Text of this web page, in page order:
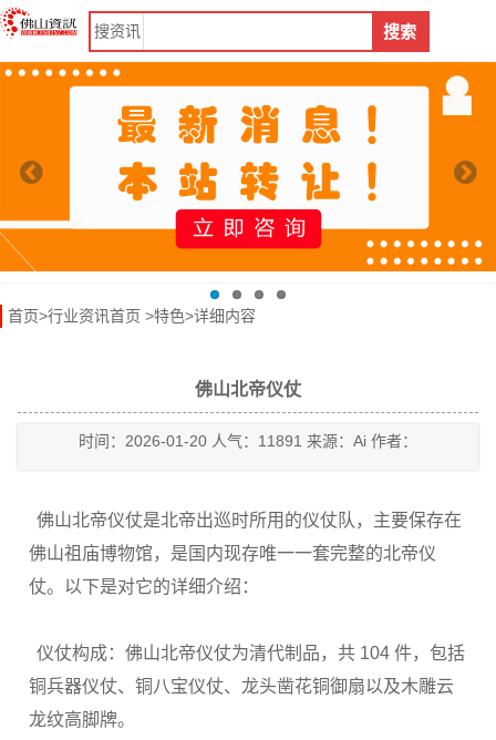
搜资讯 搜索
首页>行业资讯首页 >特色>详细内容
佛山北帝仪仗
时间：2026-01-20 人气：11891 来源：Ai 作者：
佛山北帝仪仗是北帝出巡时所用的仪仗队，主要保存在
佛山祖庙博物馆，是国内现存唯一一套完整的北帝仪
仗。以下是对它的详细介绍：
仪仗构成：佛山北帝仪仗为清代制品，共 104 件，包括
铜兵器仪仗、铜八宝仪仗、龙头凿花铜御扇以及木雕云
龙纹高脚牌。